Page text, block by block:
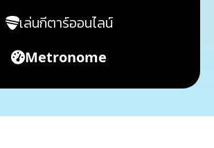
เล่นกีตาร์ออนไลน์
Metronome